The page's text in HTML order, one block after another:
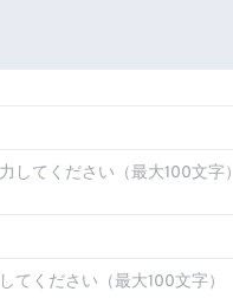
してください（最大100文字）
てください（最大100文字）